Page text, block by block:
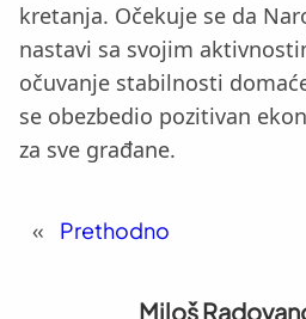
kretanja. Očekuje se da
nastavi sa svojim
očuvanje stabilnosti
se obezbedio pozitivan
za sve građane.
« Prethodno
Miloš